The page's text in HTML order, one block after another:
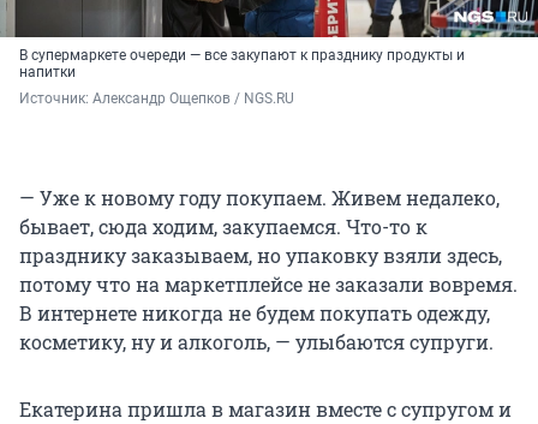
В супермаркете очереди — все закупают к празднику продукты и
напитки
Источник: Александр Ощепков / NGS.RU
— Уже к новому году покупаем. Живем недалеко,
бывает, сюда ходим, закупаемся. Что-то к
празднику заказываем, но упаковку взяли здесь,
потому что на маркетплейсе не заказали вовремя.
В интернете никогда не будем покупать одежду,
косметику, ну и алкоголь, — улыбаются супруги.
Екатерина пришла в магазин вместе с супругом и